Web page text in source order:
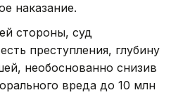
наказание.
стороны, суд
преступления, глубину
необоснованно снизив
вреда до 10 млн